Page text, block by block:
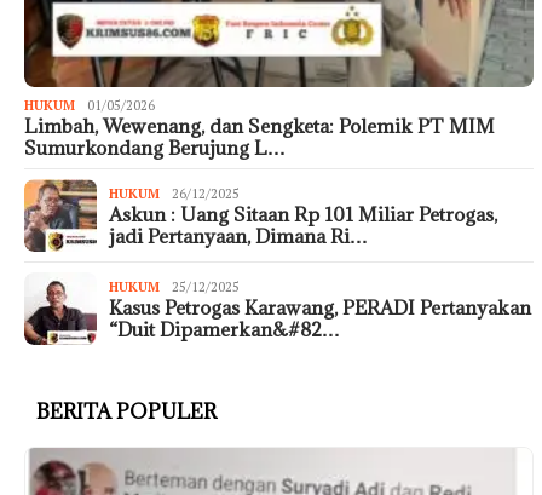
HUKUM 01/05/2026
Limbah, Wewenang, dan Sengketa: Polemik PT MIM
Sumurkondang Berujung L…
HUKUM 26/12/2025
Askun : Uang Sitaan Rp 101 Miliar Petrogas,
jadi Pertanyaan, Dimana Ri…
HUKUM 25/12/2025
Kasus Petrogas Karawang, PERADI Pertanyakan
“Duit Dipamerkan&#82…
BERITA POPULER